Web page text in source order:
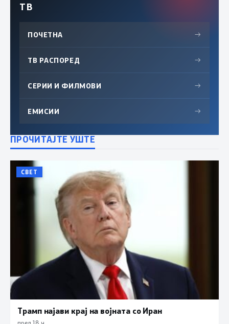
ТВ
ПОЧЕТНА →
ТВ РАСПОРЕД →
СЕРИИ И ФИЛМОВИ →
ЕМИСИИ →
ПРОЧИТАЈТЕ УШТЕ
СВЕТ
Трамп најави крај на војната со Иран